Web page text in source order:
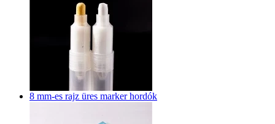
8 mm-es rajz üres marker hordók